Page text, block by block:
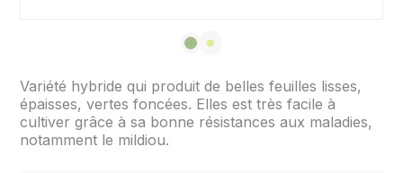
Variété hybride qui produit de belles feuilles lisses,
épaisses, vertes foncées. Elles est très facile à
cultiver grâce à sa bonne résistances aux maladies,
notamment le mildiou.